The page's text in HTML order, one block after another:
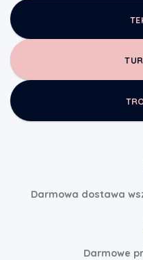
Darmowa dostawa
Darmowe